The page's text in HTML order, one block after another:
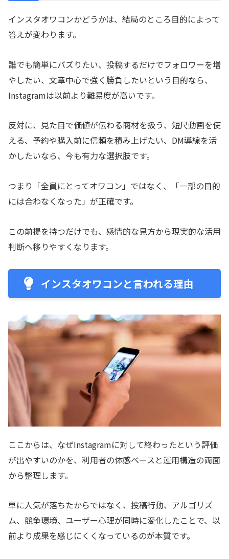
インスタオワコンかどうかは、結局のところ目的によって
答えが変わります。
誰でも簡単にバズりたい、投稿するだけでフォロワーを増
やしたい、文章中心で強く勝負したいという目的なら、
Instagramは以前より難易度が高いです。
反対に、見た目で価値が伝わる商材を扱う、短尺動画を使
える、予約や購入前に信頼を積み上げたい、DM導線を活
かしたいなら、今も有力な選択肢です。
つまり「全員にとってオワコン」ではなく、「一部の目的
には合わなくなった」が正確です。
この前提を持つだけでも、感情的な見方から現実的な活用
判断へ移りやすくなります。
インスタオワコンと言われる理由
ここからは、なぜInstagramに対して終わったという評価
が出やすいのかを、利用者の体感ベースと運用構造の両面
から整理します。
単に人気が落ちたからではなく、投稿行動、アルゴリズ
ム、競争環境、ユーザー心理が同時に変化したことで、以
前より成果を感じにくくなっているのが本質です。